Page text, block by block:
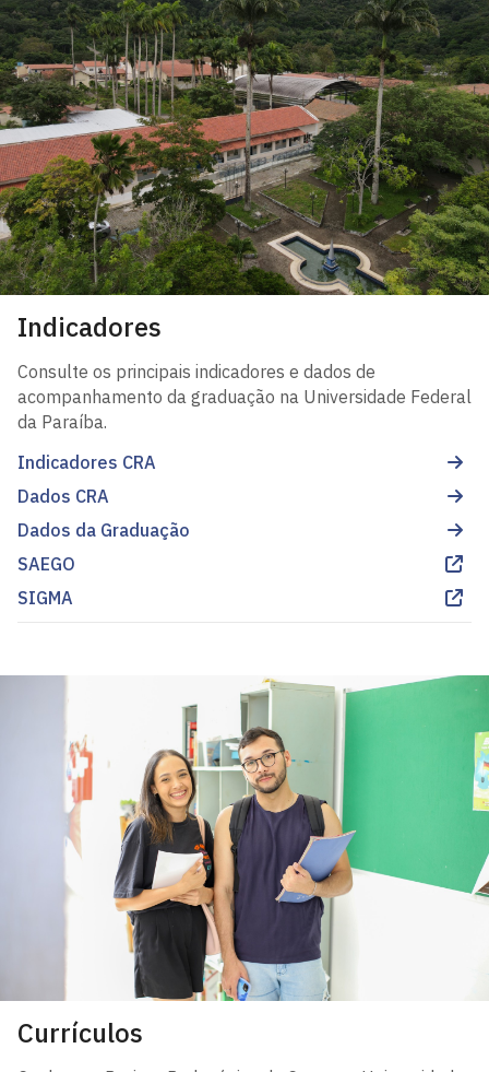
Indicadores
Consulte os principais indicadores e dados de
acompanhamento da graduação na Universidade Federal
da Paraíba.
Indicadores CRA
Dados CRA
Dados da Graduação
SAEGO
SIGMA
Currículos